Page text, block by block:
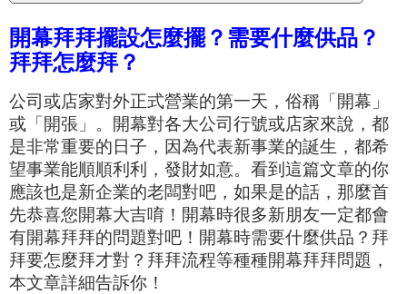
開幕拜拜擺設怎麼擺？需要什麼供品？
拜拜怎麼拜？
公司或店家對外正式營業的第一天，俗稱「開幕」
或「開張」。開幕對各大公司行號或店家來說，都
是非常重要的日子，因為代表新事業的誕生，都希
望事業能順順利利，發財如意。 看到這篇文章的你
應該也是新企業的老闆對吧，如果是的話，那麼首
先恭喜您開幕大吉唷！ 開幕時很多新朋友一定都會
有開幕拜拜的問題對吧！開幕時需要什麼供品？拜
拜要怎麼拜才對？拜拜流程等種種開幕拜拜問題，
本文章詳細告訴你！